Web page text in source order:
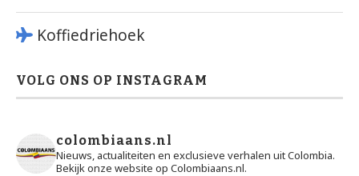
Koffiedriehoek
VOLG ONS OP INSTAGRAM
colombiaans.nl
Nieuws, actualiteiten en exclusieve verhalen uit Colombia.
Bekijk onze website op Colombiaans.nl.